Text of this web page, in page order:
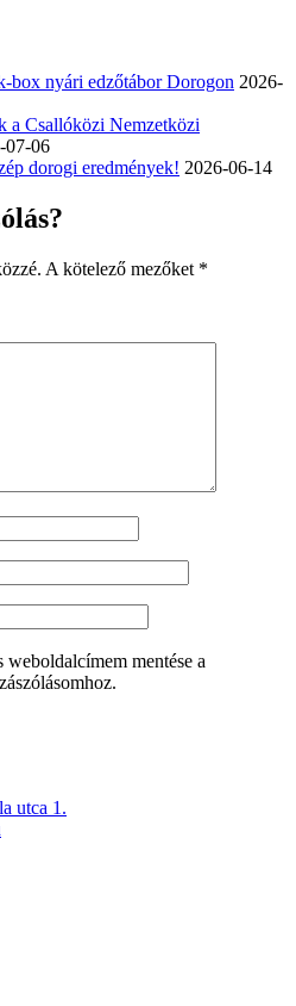
box nyári edzőtábor Dorogon 2026-
a Csallóközi Nemzetközi
07-06
dorogi eredmények! 2026-06-14
A kötelező mezőket *
mentése a
utca 1.